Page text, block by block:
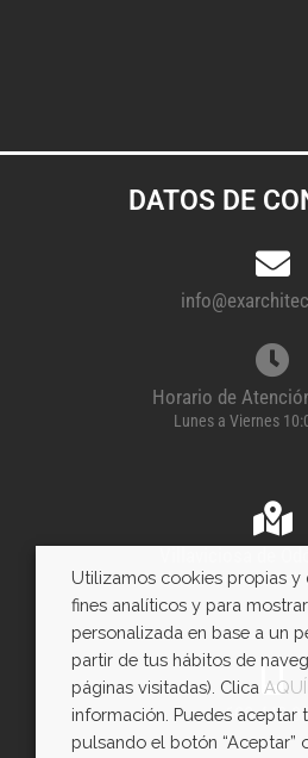
DATOS DE
Horario de
Lunes a Viernes
C/ Florida 5, nave 6 (Pol.
600 443
Utilizamos cookies propias y
fines analíticos y para
personalizada en base a un
partir de tus hábitos de
páginas visitadas). Clica AQUÍ
información. Puedes aceptar
pulsando el botón “Aceptar”